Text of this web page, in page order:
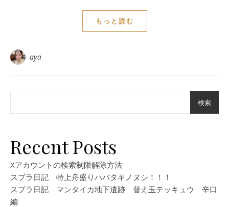
もっと読む
aya
検索
Recent Posts
Xアカウントの検索制限解除方法
スプラ日記 特上舟盛りハバタキノヌシ！！！
スプラ日記 マンタイカ地下遺跡 替え玉テッキュウ 辛口
編